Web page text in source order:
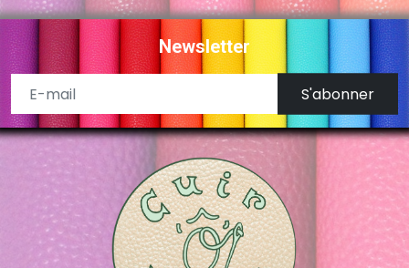
Newsletter
S'abonner